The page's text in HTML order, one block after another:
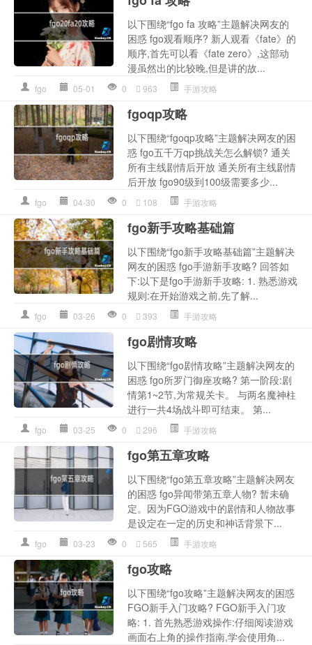
以下围绕“fgo fa 攻略”主题解决网友的
困惑 fgo观看顺序? 新人观看《fate》的
顺序,首先可以看《fate zero》,这部动
漫虽然出的比较晚,但是讲的故...
fgo 05-01 0 963 手游攻略
fgoqp攻略
以下围绕“fgoqp攻略”主题解决网友的困
惑 fgo五千万qp挑战关怎么解锁? 通关
所有主线剧情后开放 通关所有主线剧情
后开放 fgo90级到100级需要多少...
fgo 04-30 0 108 手游攻略
fgo新手攻略基础篇
以下围绕“fgo新手攻略基础篇”主题解决
网友的困惑 fgo手游新手攻略? 回答如
下:以下是fgo手游新手攻略: 1. 熟悉游戏
规则:在开始游戏之前,先了解...
fgo 03-26 0 393 手游攻略
fgo剧情攻略
以下围绕“fgo剧情攻略”主题解决网友的
困惑 fgo所罗门御座攻略? 第一阶段:剧
情第1~2节,为常规关卡。 与两名魔神柱
进行一共4场战斗即可结束。 第...
fgo 03-25 0 296 手游攻略
fgo第五章攻略
以下围绕“fgo第五章攻略”主题解决网友
的困惑 fgo异闻带第五章人物? 暂未确
定。因为FGO游戏中的剧情和人物故事
是设定在一定的历史和神话背景下...
fgo 03-23 0 565 手游攻略
fgo攻略
以下围绕“fgo攻略”主题解决网友的困惑
FGO新手入门攻略? FGO新手入门攻
略: 1. 首先熟悉游戏操作:仔细阅读游戏
画面右上角的操作指南,学会使用角...